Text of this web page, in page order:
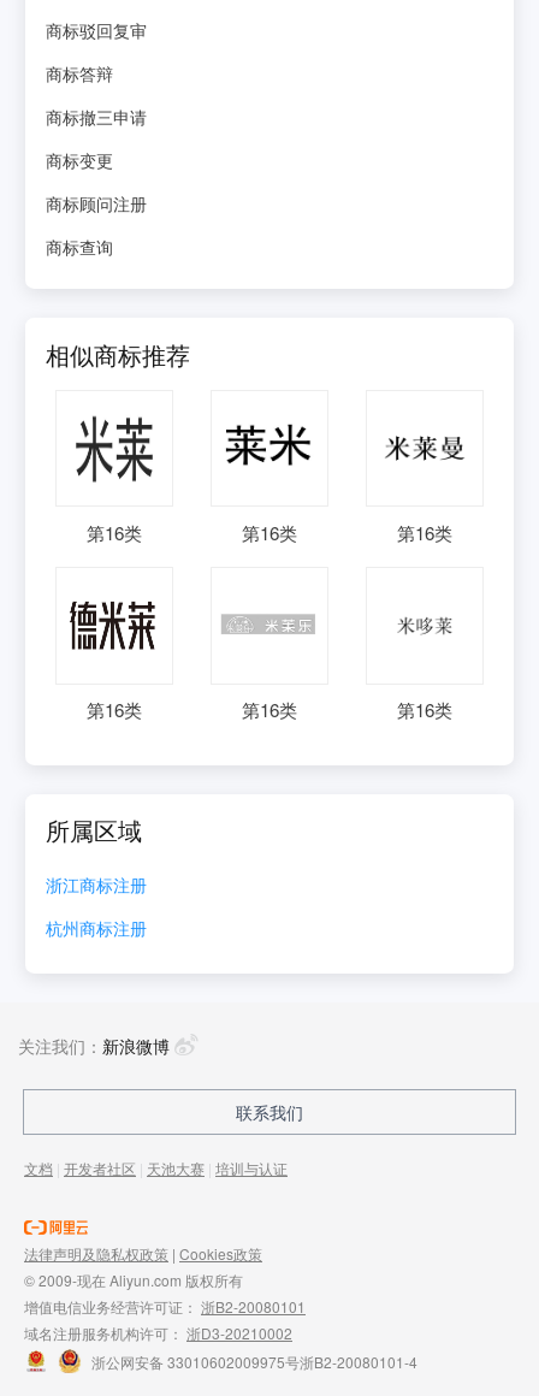
商标驳回复审
商标答辩
商标撤三申请
商标变更
商标顾问注册
商标查询
相似商标推荐
第16类 第16类 第16类
第16类 第16类 第16类
所属区域
浙江商标注册
杭州商标注册